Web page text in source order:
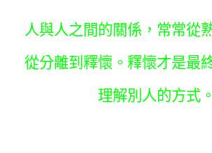
人與人之間的關係，常常從
從分離到釋懷。釋懷才是最
理解別人的方式。